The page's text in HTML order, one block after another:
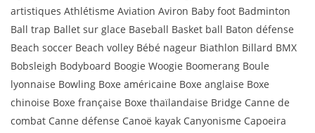
artistiques Athlétisme Aviation Aviron Baby foot Badminton
Ball trap Ballet sur glace Baseball Basket ball Baton défense
Beach soccer Beach volley Bébé nageur Biathlon Billard BMX
Bobsleigh Bodyboard Boogie Woogie Boomerang Boule
lyonnaise Bowling Boxe américaine Boxe anglaise Boxe
chinoise Boxe française Boxe thaïlandaise Bridge Canne de
combat Canne défense Canoë kayak Canyonisme Capoeira